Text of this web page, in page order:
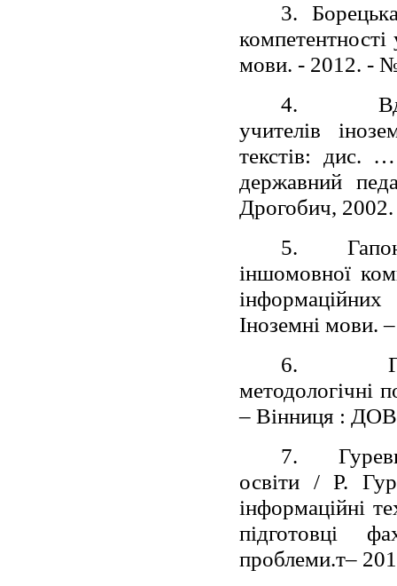
3.
мови. - 2012. -
4.
учителів
текстів: дис.
державний
Дрогобич,
5.
іншомовної
інформаційних
Іноземні мови.
6.
методологічні
– Вінниця : ДОВ
7.
освіти / Р.
інформаційні
підготовці
проблеми.т–